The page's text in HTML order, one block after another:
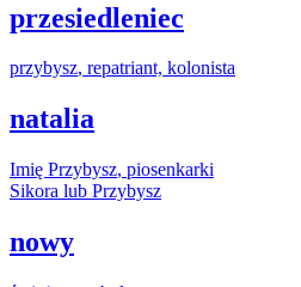
przesiedleniec
przybysz, repatriant, kolonista
natalia
Imię Przybysz, piosenkarki
Sikora lub Przybysz
nowy